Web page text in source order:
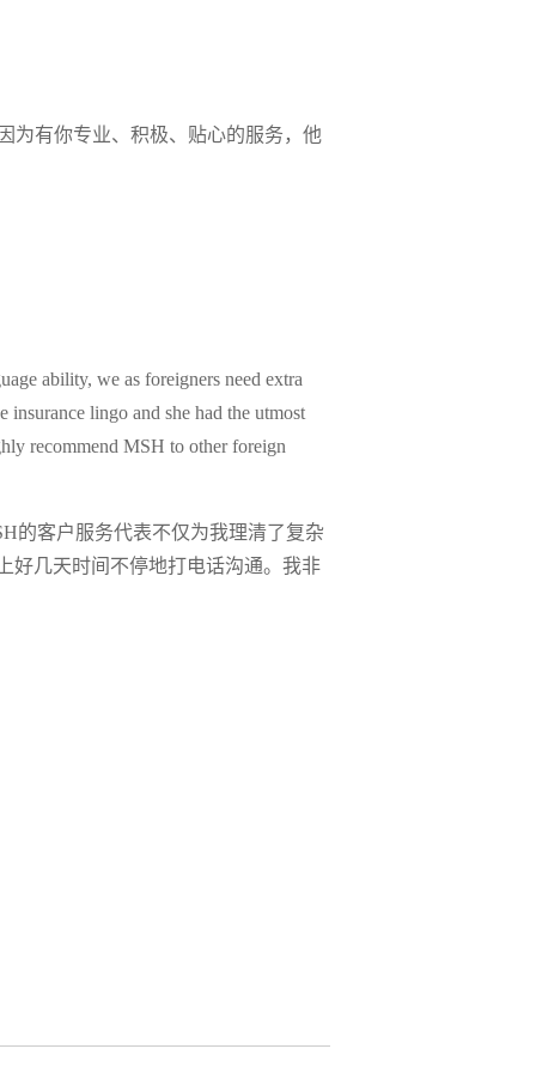
为有你专业、积极、贴心的服务，他
ability, we as foreigners need extra
insurance lingo and she had the utmost
recommend MSH to other foreign
的客户服务代表不仅为我理清了复杂
好几天时间不停地打电话沟通。我非